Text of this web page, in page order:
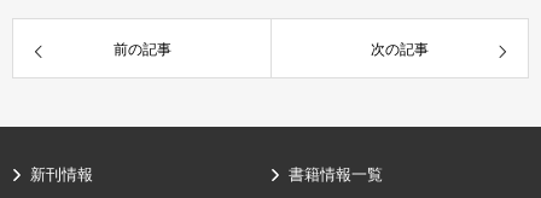
前の記事 次の記事
新刊情報 書籍情報一覧